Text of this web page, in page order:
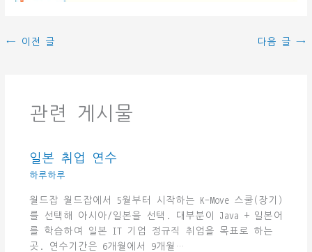
← 이전 글 다음 글 →
관련 게시물
일본 취업 연수
하루하루
월드잡 월드잡에서 5월부터 시작하는 K-Move 스쿨(장기)
를 선택해 아시아/일본을 선택. 대부분이 Java + 일본어
를 학습하여 일본 IT 기업 정규직 취업을 목표로 하는
곳. 연수기간은 6개월에서 9개월…